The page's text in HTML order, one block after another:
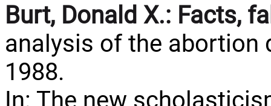
Burt, Donald X.: Facts,
analysis of the abortion
1988.
In: The new